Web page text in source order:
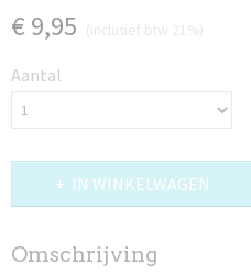
€ 9,95
Aantal
IN WINKELWAGEN
Omschrijving